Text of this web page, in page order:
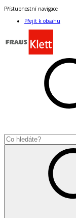
Přístupnostní navigace
Přejít k obsahu